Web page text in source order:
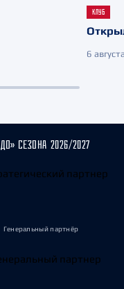
КЛУБ
6
СЕЗОНА 2026/2027
Генеральный партнёр